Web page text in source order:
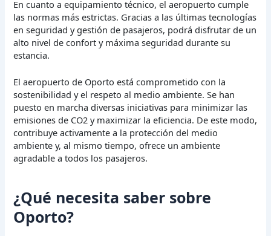
En cuanto a equipamiento técnico, el aeropuerto cumple
las normas más estrictas. Gracias a las últimas tecnologías
en seguridad y gestión de pasajeros, podrá disfrutar de un
alto nivel de confort y máxima seguridad durante su
estancia.
El aeropuerto de Oporto está comprometido con la
sostenibilidad y el respeto al medio ambiente. Se han
puesto en marcha diversas iniciativas para minimizar las
emisiones de CO2 y maximizar la eficiencia. De este modo,
contribuye activamente a la protección del medio
ambiente y, al mismo tiempo, ofrece un ambiente
agradable a todos los pasajeros.
¿Qué necesita saber sobre
Oporto?